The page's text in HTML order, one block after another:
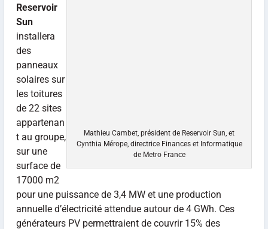
Mathieu Cambet, président de Reservoir Sun, et
Cynthia Mérope, directrice Finances et Informatique
de Metro France
Reservoir
Sun
installera
des
panneaux
solaires sur
les toitures
de 22 sites
appartenan
t au groupe,
sur une
surface de
17000 m2
pour une puissance de 3,4 MW et une production
annuelle d’électricité attendue autour de 4 GWh. Ces
générateurs PV permettraient de couvrir 15% des